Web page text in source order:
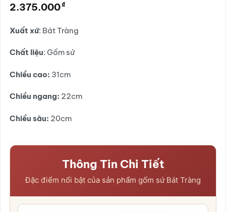
hạng
sao
2.375.000₫
Xuất xứ: Bát Tràng
Chất liệu: Gốm sứ
Chiều cao: 31cm
Chiều ngang: 22cm
Chiều sâu: 20cm
Thông Tin Chi Tiết
Đặc điểm nổi bật của sản phẩm gốm sứ Bát Tràng